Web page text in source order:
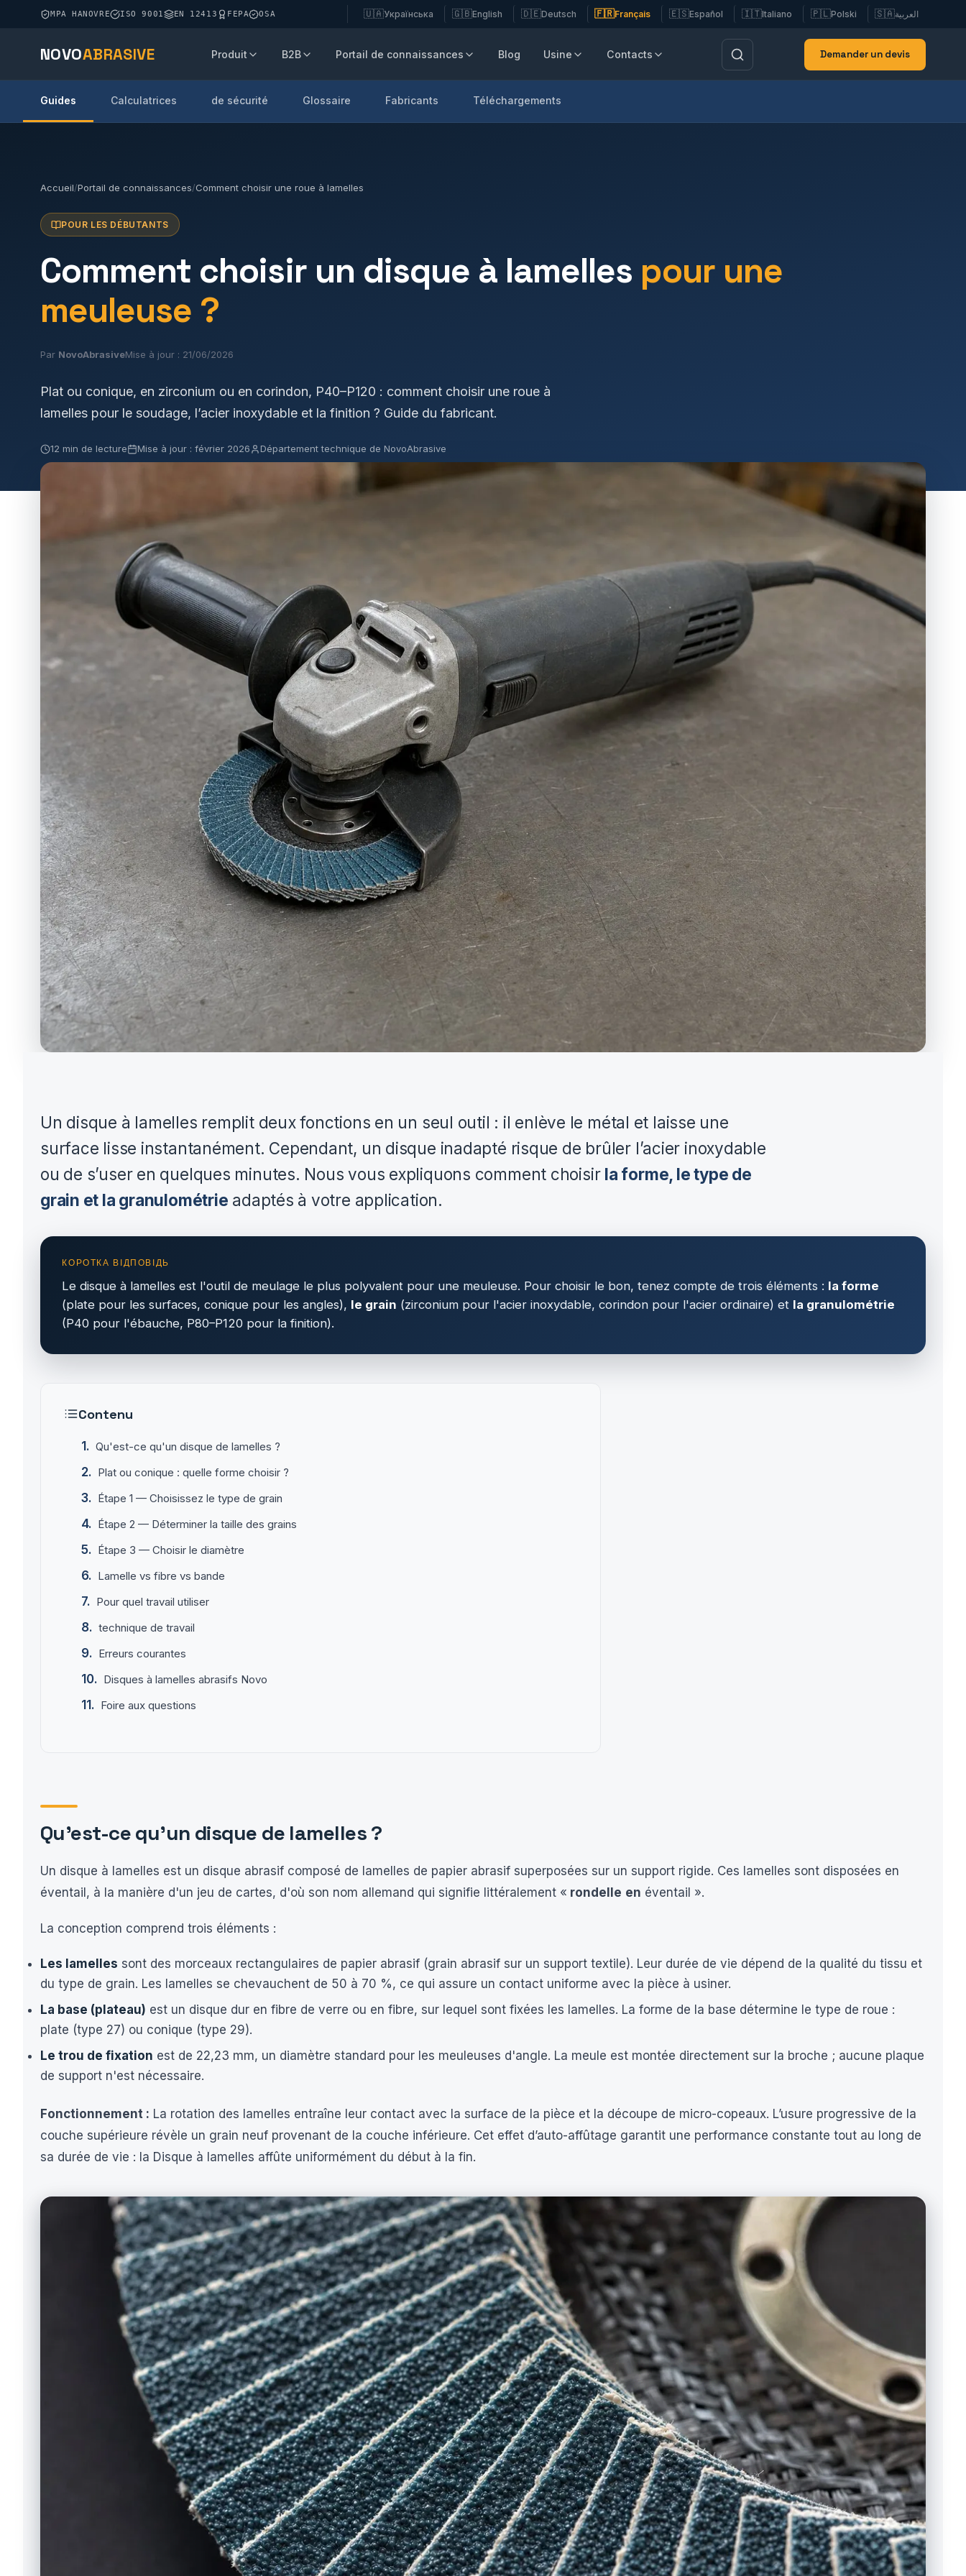
MPA HANOVRE ISO 9001 EN 12413 FEPA OSA 🇺🇦Українська 🇬🇧English 🇩🇪Deutsch 🇫🇷Français 🇪🇸Español 🇮🇹Italiano 🇵🇱Polski 🇸🇦العربية
NOVOABRASIVE Produit B2B Portail de connaissances Blog Usine Contacts Demander un devis
Guides Calculatrices de sécurité Glossaire Fabricants Téléchargements
Accueil/Portail de connaissances/Comment choisir une roue à lamelles
POUR LES DÉBUTANTS
Comment choisir un disque à lamelles pour une
meuleuse ?
Par NovoAbrasiveMise à jour : 21/06/2026
Plat ou conique, en zirconium ou en corindon, P40–P120 : comment choisir une roue à
lamelles pour le soudage, l’acier inoxydable et la finition ? Guide du fabricant.
12 min de lecture Mise à jour : février 2026 Département technique de NovoAbrasive
Un disque à lamelles remplit deux fonctions en un seul outil : il enlève le métal et laisse une
surface lisse instantanément. Cependant, un disque inadapté risque de brûler l’acier inoxydable
ou de s’user en quelques minutes. Nous vous expliquons comment choisir la forme, le type de
grain et la granulométrie adaptés à votre application.
Le disque à lamelles est l'outil de meulage le plus polyvalent pour une meuleuse. Pour choisir le bon, tenez compte de trois éléments : la forme
(plate pour les surfaces, conique pour les angles), le grain (zirconium pour l'acier inoxydable, corindon pour l'acier ordinaire) et la granulométrie
(P40 pour l'ébauche, P80–P120 pour la finition).
Contenu
Qu'est-ce qu'un disque de lamelles ?
Plat ou conique : quelle forme choisir ?
Étape 1 — Choisissez le type de grain
Étape 2 — Déterminer la taille des grains
Étape 3 — Choisir le diamètre
Lamelle vs fibre vs bande
Pour quel travail utiliser
technique de travail
Erreurs courantes
Disques à lamelles abrasifs Novo
Foire aux questions
Qu'est-ce qu'un disque de lamelles ?
Un disque à lamelles est un disque abrasif composé de lamelles de papier abrasif superposées sur un support rigide. Ces lamelles sont disposées en
éventail, à la manière d'un jeu de cartes, d'où son nom allemand qui signifie littéralement « rondelle en éventail ».
La conception comprend trois éléments :
Les lamelles sont des morceaux rectangulaires de papier abrasif (grain abrasif sur un support textile). Leur durée de vie dépend de la qualité du tissu et
du type de grain. Les lamelles se chevauchent de 50 à 70 %, ce qui assure un contact uniforme avec la pièce à usiner.
La base (plateau) est un disque dur en fibre de verre ou en fibre, sur lequel sont fixées les lamelles. La forme de la base détermine le type de roue :
plate (type 27) ou conique (type 29).
Le trou de fixation est de 22,23 mm, un diamètre standard pour les meuleuses d'angle. La meule est montée directement sur la broche ; aucune plaque
de support n'est nécessaire.
Fonctionnement : La rotation des lamelles entraîne leur contact avec la surface de la pièce et la découpe de micro-copeaux. L’usure progressive de la
couche supérieure révèle un grain neuf provenant de la couche inférieure. Cet effet d’auto-affûtage garantit une performance constante tout au long de
sa durée de vie : la Disque à lamelles affûte uniformément du début à la fin.